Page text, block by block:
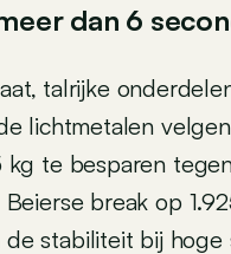
dan 6
talrijke
lichtmetalen
te besparen
break op
stabiliteit bij